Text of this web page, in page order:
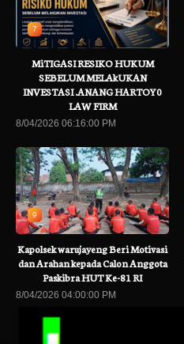
7
MiTIGASI RESIKO HUKUM
SEBELUM MELAkUKAN
INVESTASI .ANANG HARTOY0
LAW FIRM
8/04/2026 06:16:00 PM
9
Kapolsek warujayeng Beri Motivasi
dan Arahan kepada Calon Anggota
Paskibra HUT Ke-81 RI
8/04/2026 04:00:00 PM